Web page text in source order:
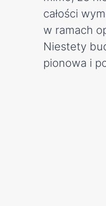
całości
w ramach
Niestety
pionowa i